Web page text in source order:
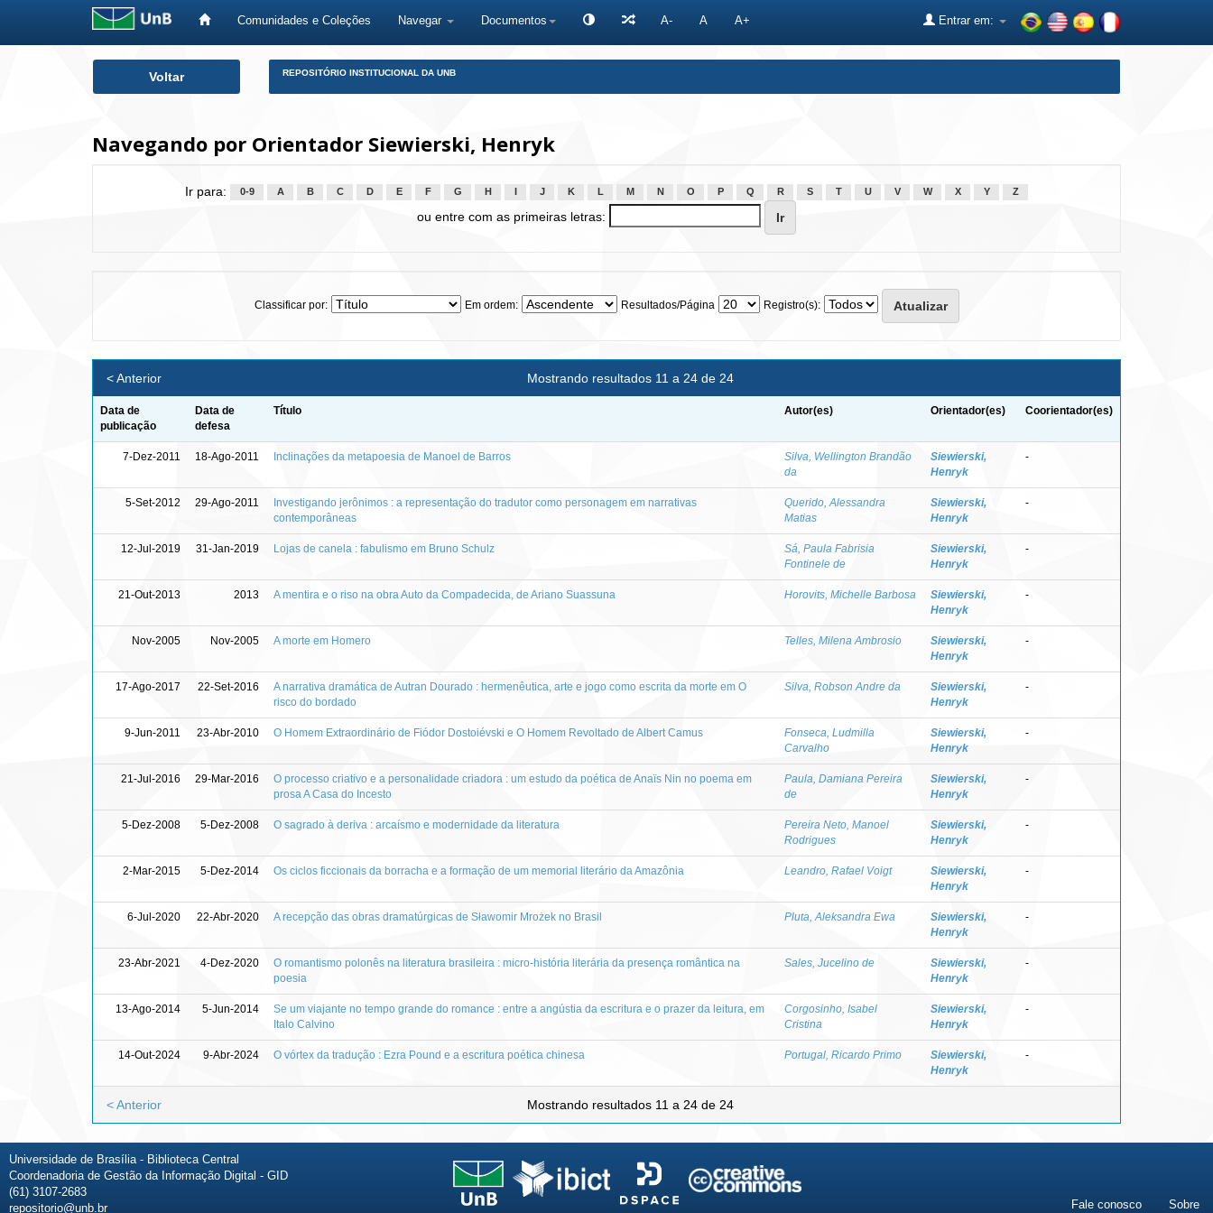
Comunidades e Coleções Navegar Documentos A- A A+ Entrar em:
Voltar REPOSITÓRIO INSTITUCIONAL DA UNB
Navegando por Orientador Siewierski, Henryk
Ir para: 0-9 A B C D E F G H J K L M N O P Q R S T U V W X Y Z
ou entre com as primeiras letras:
Classificar por: Em ordem: Resultados/Página Registro(s):
Mostrando resultados 11 a 24 de 24
< Anterior
Data de
publicação
Data de
defesa
Título Autor(es) Orientador(es) Coorientador(es)
7-Dez-2011 18-Ago-2011 Inclinações da metapoesia de Manoel de Barros
Silva, Wellington Brandão
da
Siewierski,
Henryk
-
5-Set-2012 29-Ago-2011
Investigando jerônimos : a representação do tradutor como personagem em narrativas
contemporâneas
Querido, Alessandra
Matias
Siewierski,
Henryk
-
12-Jul-2019 31-Jan-2019 Lojas de canela : fabulismo em Bruno Schulz
Sá, Paula Fabrisia
Fontinele de
Siewierski,
Henryk
-
21-Out-2013 2013 A mentira e o riso na obra Auto da Compadecida, de Ariano Suassuna Horovits, Michelle Barbosa
Siewierski,
Henryk
-
Nov-2005 Nov-2005 A morte em Homero Telles, Milena Ambrosio
Siewierski,
Henryk
-
17-Ago-2017 22-Set-2016
A narrativa dramática de Autran Dourado : hermenêutica, arte e jogo como escrita da morte em O
risco do bordado
Silva, Robson Andre da
Siewierski,
Henryk
-
9-Jun-2011 23-Abr-2010 O Homem Extraordinário de Fiódor Dostoiévski e O Homem Revoltado de Albert Camus
Fonseca, Ludmilla
Carvalho
Siewierski,
Henryk
-
21-Jul-2016 29-Mar-2016
O processo criativo e a personalidade criadora : um estudo da poética de Anaïs Nin no poema em
prosa A Casa do Incesto
Paula, Damiana Pereira
de
Siewierski,
Henryk
-
5-Dez-2008 5-Dez-2008 O sagrado à deriva : arcaísmo e modernidade da literatura
Pereira Neto, Manoel
Rodrigues
Siewierski,
Henryk
-
2-Mar-2015 5-Dez-2014 Os ciclos ficcionais da borracha e a formação de um memorial literário da Amazônia Leandro, Rafael Voigt
Siewierski,
Henryk
-
6-Jul-2020 22-Abr-2020 A recepção das obras dramatúrgicas de Sławomir Mrożek no Brasil Pluta, Aleksandra Ewa
Siewierski,
Henryk
-
23-Abr-2021 4-Dez-2020
O romantismo polonês na literatura brasileira : micro-história literária da presença romântica na
poesia
Sales, Jucelino de
Siewierski,
Henryk
-
13-Ago-2014 5-Jun-2014
Se um viajante no tempo grande do romance : entre a angústia da escritura e o prazer da leitura, em
Italo Calvino
Corgosinho, Isabel
Cristina
Siewierski,
Henryk
-
14-Out-2024 9-Abr-2024 O vórtex da tradução : Ezra Pound e a escritura poética chinesa Portugal, Ricardo Primo
Siewierski,
Henryk
-
Mostrando resultados 11 a 24 de 24
< Anterior
Universidade de Brasília - Biblioteca Central
Coordenadoria de Gestão da Informação Digital - GID
(61) 3107-2683
repositorio@unb.br
Fale conosco Sobre